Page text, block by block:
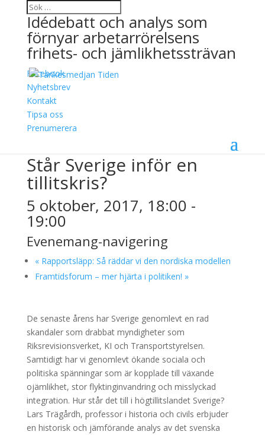
Idédebatt och analys som
förnyar arbetarrörelsens
frihets- och jämlikhetssträvan
Facebook
Nyhetsbrev
Kontakt
Tipsa oss
Prenumerera
« Alla Evenemang
Detta evenemang har redan ägt rum.
Står Sverige inför en
tillitskris?
5 oktober, 2017, 18:00 -
19:00
Evenemang-navigering
«Rapportsläpp: Så räddar vi den nordiska modellen
Framtidsforum – mer hjärta i politiken! »
De senaste årens har Sverige genomlevt en rad
skandaler som drabbat myndigheter som
Riksrevisionsverket, KI och Transportstyrelsen.
Samtidigt har vi genomlevt ökande sociala och
politiska spänningar som är kopplade till växande
ojämlikhet, stor flyktinginvandring och misslyckad
integration. Hur står det till i högtillitslandet Sverige?
Lars Trägårdh, professor i historia och civils erbjuder
en historisk och jämförande analys av det svenska